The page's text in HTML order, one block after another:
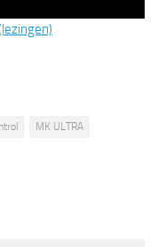
MK ULTRA